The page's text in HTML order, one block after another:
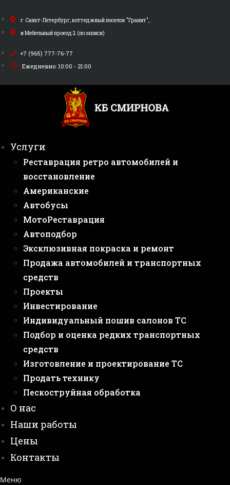
к
содержимому
г. Санкт-Петербург, коттеджный поселок "Гранит",
и Мебельный проезд 2 (по записи)
+7 (965) 777-76-77
Ежедневно: 10:00 - 21:00
Услуги
Реставрация ретро автомобилей и
восстановление
Американские
Автобусы
МотоРеставрация
Автоподбор
Эксклюзивная покраска и ремонт
Продажа автомобилей и транспортных
средств
Проекты
Инвестирование
Индивидуальный пошив салонов ТС
Подбор и оценка редких транспортных
средств
Изготовление и проектирование ТС
Продать технику
Пескоструйная обработка
О нас
Наши работы
Цены
Контакты
Меню